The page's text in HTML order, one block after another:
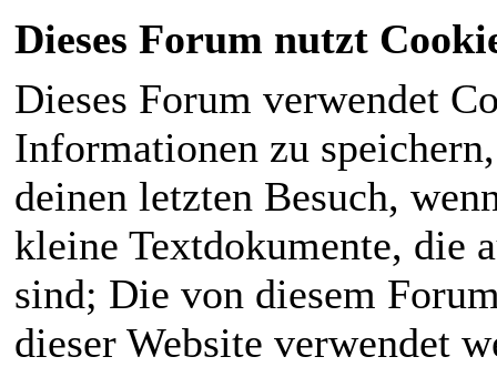
Dieses Forum nutzt
Dieses Forum verwendet
Informationen zu
deinen letzten Besuch,
kleine Textdokumente, die
sind; Die von diesem
dieser Website verwendet